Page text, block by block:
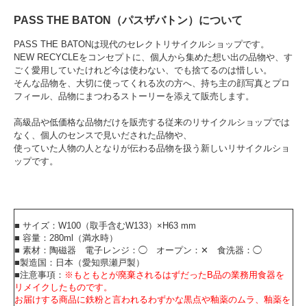
PASS THE BATON（パスザバトン）について
PASS THE BATONは現代のセレクトリサイクルショップです。
NEW RECYCLEをコンセプトに、個人から集めた想い出の品物や、す
ごく愛用していたけれど今は使わない、でも捨てるのは惜しい。
そんな品物を、大切に使ってくれる次の方へ、持ち主の顔写真とプロ
フィール、品物にまつわるストーリーを添えて販売します。
高級品や低価格な品物だけを販売する従来のリサイクルショップでは
なく、個人のセンスで見いだされた品物や、
使っていた人物の人となりが伝わる品物を扱う新しいリサイクルショ
ップです。
■ サイズ：W100（取手含むW133）×H63 mm
■ 容量：280ml（満水時）
■ 素材：陶磁器 電子レンジ：◯ オープン：✕ 食洗器：◯
■製造国：日本（愛知県瀬戸製）
■注意事項： ※もともとが廃棄されるはずだったB品の業務用食器を
リメイクしたものです。
お届けする商品に鉄粉と言われるわずかな黒点や釉薬のムラ、釉薬を